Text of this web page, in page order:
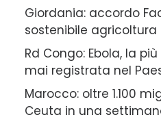
Giordania: accordo
sostenibile agricoltura
Rd Congo: Ebola, la
mai registrata nel
Marocco: oltre 1.100
Ceuta in una